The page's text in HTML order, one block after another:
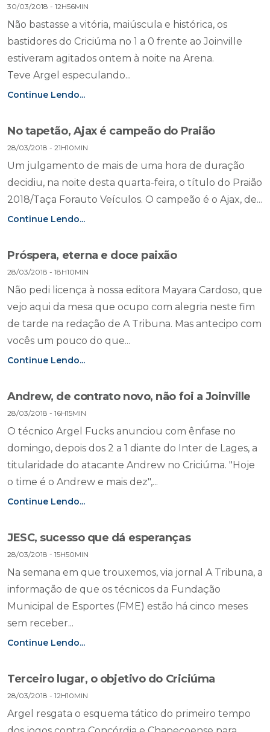
30/03/2018 - 12H56MIN
Não bastasse a vitória, maiúscula e histórica, os
bastidores do Criciúma no 1 a 0 frente ao Joinville
estiveram agitados ontem à noite na Arena.
Teve Argel especulando...
Continue Lendo...
No tapetão, Ajax é campeão do Praião
28/03/2018 - 21H10MIN
Um julgamento de mais de uma hora de duração
decidiu, na noite desta quarta-feira, o título do Praião
2018/Taça Forauto Veículos. O campeão é o Ajax, de...
Continue Lendo...
Próspera, eterna e doce paixão
28/03/2018 - 18H10MIN
Não pedi licença à nossa editora Mayara Cardoso, que
vejo aqui da mesa que ocupo com alegria neste fim
de tarde na redação de A Tribuna. Mas antecipo com
vocês um pouco do que...
Continue Lendo...
Andrew, de contrato novo, não foi a Joinville
28/03/2018 - 16H15MIN
O técnico Argel Fucks anunciou com ênfase no
domingo, depois dos 2 a 1 diante do Inter de Lages, a
titularidade do atacante Andrew no Criciúma. "Hoje
o time é o Andrew e mais dez",...
Continue Lendo...
JESC, sucesso que dá esperanças
28/03/2018 - 15H50MIN
Na semana em que trouxemos, via jornal A Tribuna, a
informação de que os técnicos da Fundação
Municipal de Esportes (FME) estão há cinco meses
sem receber...
Continue Lendo...
Terceiro lugar, o objetivo do Criciúma
28/03/2018 - 12H10MIN
Argel resgata o esquema tático do primeiro tempo